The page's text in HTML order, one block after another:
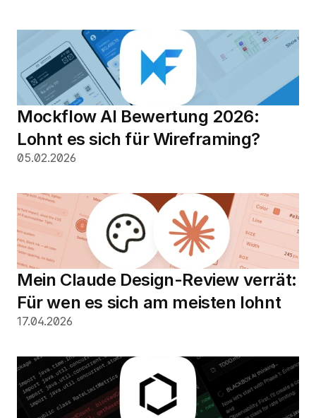
Mockflow AI Bewertung 2026:
Lohnt es sich für Wireframing?
05.02.2026
Mein Claude Design-Review verrät:
Für wen es sich am meisten lohnt
17.04.2026